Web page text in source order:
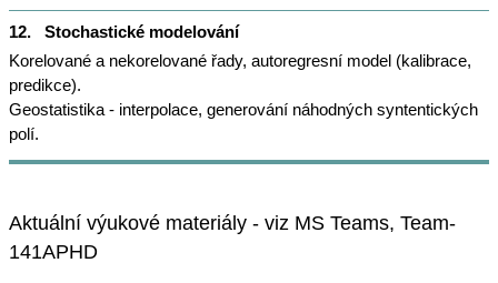
12.
Stochastické modelování
Korelované a nekorelované řady, autoregresní model (kalibrace,
predikce).
Geostatistika - interpolace, generování náhodných syntentických
polí.
Aktuální výukové materiály - viz MS Teams, Team-
141APHD